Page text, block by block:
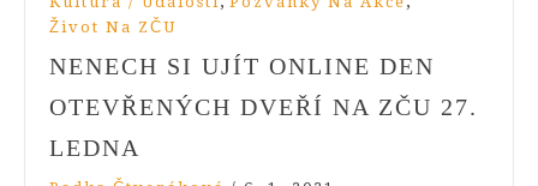
Život Na ZČU
NENECH SI UJÍT ONLINE DEN
OTEVŘENÝCH DVEŘÍ NA ZČU 27.
LEDNA